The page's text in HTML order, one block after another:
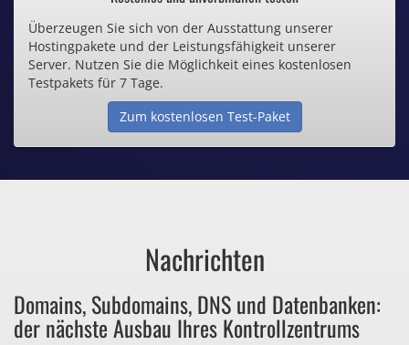
Inklusive .de Domain
Webspace ab 1,25€ / Monat
Günstige SSL-Zertifikate
Bezahlen Sie auch zu viel
für Dinge, die sie gar nicht brauchen?
Überzeugen Sie sich von der Ausstattung unserer
Hostingpakete und der Leistungsfähigkeit unserer
Server. Nutzen Sie die Möglichkeit eines kostenlosen
Testpakets für 7 Tage.
Zum kostenlosen Test-Paket
Nachrichten
Domains, Subdomains, DNS und Datenbanken:
der nächste Ausbau Ihres Kontrollzentrums